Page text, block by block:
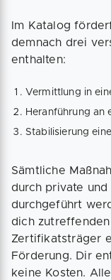
Im Katalog
demnach drei
enthalten:
Vermittlung in
Heranführung an
Stabilisierung
Sämtliche
durch private
durchgeführt
dich
Zertifikatsträger
Förderung. Dir
keine Kosten.